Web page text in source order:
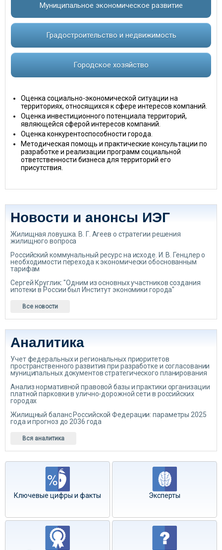
Муниципальное экономическое развитие
Градостроительство и недвижимость
Городское хозяйство
Оценка социально-экономической ситуации на
территориях, относящихся к сфере интересов компаний.
Оценка инвестиционного потенциала территорий,
являющейся сферой интересов компаний.
Оценка конкурентоспособности города.
Методическая помощь и практические консультации по
разработке и реализации программ социальной
ответственности бизнеса для территорий его
присутствия.
Новости и анонсы ИЭГ
Жилищная ловушка. В. Г. Агеев о стратегии решения
жилищного вопроса
Российский коммунальный ресурс на исходе. И. В. Генцлер о
необходимости перехода к экономически обоснованным
тарифам
Сергей Круглик: "Одним из основных участников создания
ипотеки в России был Институт экономики города"
Все новости
Аналитика
Учет федеральных и региональных приоритетов
пространственного развития при разработке и согласовании
муниципальных документов стратегического планирования
Анализ нормативной правовой базы и практики организации
платной парковки в улично-дорожной сети в российских
городах
Жилищный баланс Российской Федерации: параметры 2025
года и прогноз до 2036 года
Вся аналитика
Ключевые цифры и факты Эксперты